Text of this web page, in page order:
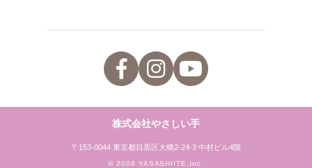
株式会社やさしい手
〒153-0044 東京都目黒区大橋2-24-3 中村ビル4階
© 2006 YASASHIITE,Inc.